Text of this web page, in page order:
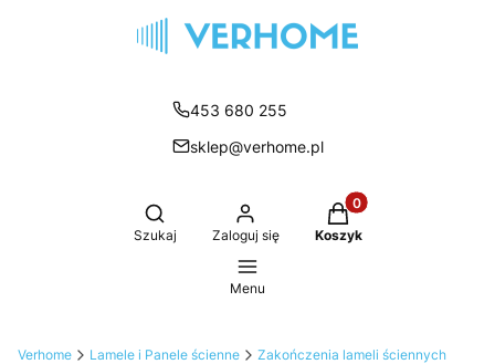
453 680 255
sklep@verhome.pl
Otwórz wyszukiwarkę
Szukaj Zaloguj się
Produkty w
Koszyk
Menu
Verhome Lamele i Panele ścienne Zakończenia lameli ściennych